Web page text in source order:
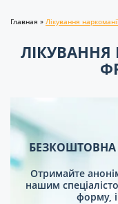
Главная » Лікування
ЛІКУВАННЯ
БЕЗКОШТОВНА
Отримайте
нашим
форму,